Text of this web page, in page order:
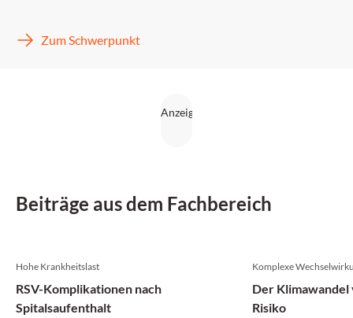
Zum Schwerpunkt
Beiträge aus dem Fachbereich
Hohe Krankheitslast
RSV-Komplikationen nach
Spitalsaufenthalt
Komplexe
Der
Risiko